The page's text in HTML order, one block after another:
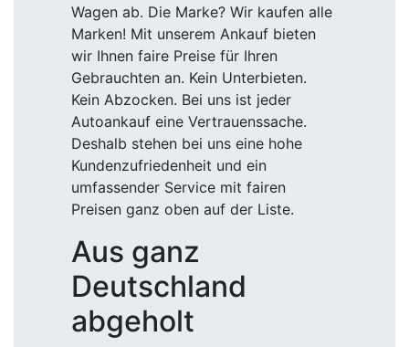
Wagen ab. Die Marke? Wir kaufen alle
Marken! Mit unserem Ankauf bieten
wir Ihnen faire Preise für Ihren
Gebrauchten an. Kein Unterbieten.
Kein Abzocken. Bei uns ist jeder
Autoankauf eine Vertrauenssache.
Deshalb stehen bei uns eine hohe
Kundenzufriedenheit und ein
umfassender Service mit fairen
Preisen ganz oben auf der Liste.
Aus ganz
Deutschland
abgeholt